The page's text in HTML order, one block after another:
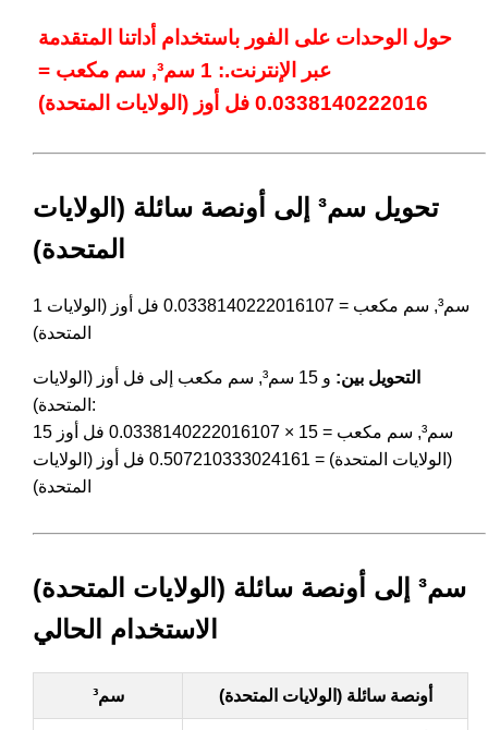
حول الوحدات على الفور باستخدام أداتنا المتقدمة
عبر الإنترنت.: 1 سم³, سم مكعب =
0.0338140222016 فل أوز (الولايات المتحدة)
تحويل سم³ إلى أونصة سائلة (الولايات
المتحدة)
1 سم³, سم مكعب = 0.0338140222016107 فل أوز (الولايات
المتحدة)
التحويل بين:
و 15 سم³, سم مكعب إلى فل أوز (الولايات
المتحدة):
15 سم³, سم مكعب = 15 × 0.0338140222016107 فل أوز
(الولايات المتحدة) = 0.507210333024161 فل أوز (الولايات
المتحدة)
سم³ إلى أونصة سائلة (الولايات المتحدة)
الاستخدام الحالي
سم³ أونصة سائلة (الولايات المتحدة)